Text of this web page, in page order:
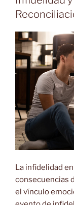
La infidelidad
consecuencias
el vínculo